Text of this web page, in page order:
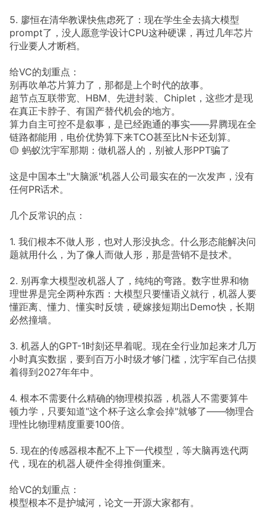
5. 廖恒在清华教课快焦虑死了：现在学生全去搞大模型
prompt了，没人愿意学设计CPU这种硬课，再过几年芯片
行业要人才断档。
给VC的划重点：
别再吹单芯片算力了，那都是上个时代的故事。
超节点互联带宽、HBM、先进封装、Chiplet，这些才是现
在真正卡脖子、有国产替代机会的地方。
算力自主可控不是叙事，是已经跑通的事实——昇腾现在全
链路都能用，电价优势算下来TCO甚至比N卡还划算。
🟡 蚂蚁沈宇军那期：做机器人的，别被人形PPT骗了
这是中国本土"大脑派"机器人公司最实在的一次发声，没有
任何PR话术。
几个反常识的点：
1. 我们根本不做人形，也对人形没执念。什么形态能解决问
题就用什么，为了像人而做人形，那是营销不是技术。
2. 别再拿大模型改机器人了，纯纯的弯路。数字世界和物
理世界是完全两种东西：大模型只要懂语义就行，机器人要
懂距离、懂力、懂实时反馈，硬嫁接短期出Demo快，长期
必然撞墙。
3. 机器人的GPT-1时刻还早着呢。现在全行业加起来才几万
小时真实数据，要到百万小时级才够门槛，沈宇军自己估摸
着得到2027年年中。
4. 根本不需要什么精确的物理模拟器，机器人不需要算牛
顿力学，只要知道"这个杯子这么拿会掉"就够了——物理合
理性比物理精度重要100倍。
5. 现在的传感器根本配不上下一代模型，等大脑再迭代两
代，现在的机器人硬件全得推倒重来。
给VC的划重点：
模型根本不是护城河，论文一开源大家都有。